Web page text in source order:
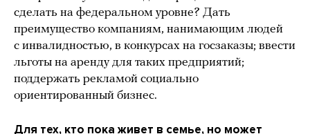
сделать на федеральном уровне? Дать
преимущество компаниям, нанимающим людей
с инвалидностью, в конкурсах на госзаказы; ввести
льготы на аренду для таких предприятий;
поддержать рекламой социально
ориентированный бизнес.
Для тех, кто пока живет в семье, но может